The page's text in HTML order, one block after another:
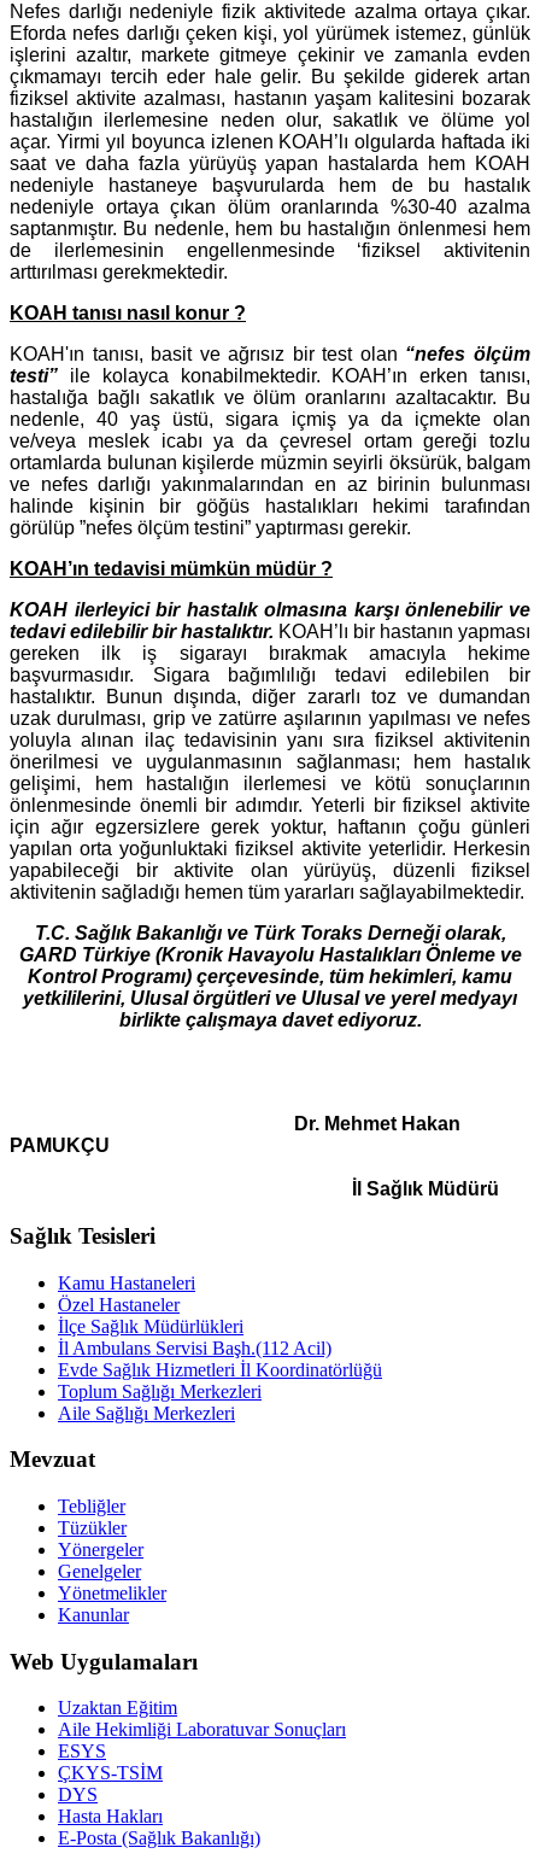
Nefes darlığı nedeniyle fizik aktivitede azalma ortaya çıkar.
Eforda nefes darlığı çeken kişi, yol yürümek istemez, günlük
işlerini azaltır, markete gitmeye çekinir ve zamanla evden
çıkmamayı tercih eder hale gelir. Bu şekilde giderek artan
fiziksel aktivite azalması, hastanın yaşam kalitesini bozarak
hastalığın ilerlemesine neden olur, sakatlık ve ölüme yol
açar. Yirmi yıl boyunca izlenen KOAH’lı olgularda haftada iki
saat ve daha fazla yürüyüş yapan hastalarda hem KOAH
nedeniyle hastaneye başvurularda hem de bu hastalık
nedeniyle ortaya çıkan ölüm oranlarında %30-40 azalma
saptanmıştır. Bu nedenle, hem bu hastalığın önlenmesi hem
de ilerlemesinin engellenmesinde ‘fiziksel aktivitenin
arttırılması gerekmektedir.
KOAH tanısı nasıl konur ?
KOAH'ın tanısı, basit ve ağrısız bir test olan “nefes ölçüm
testi” ile kolayca konabilmektedir. KOAH’ın erken tanısı,
hastalığa bağlı sakatlık ve ölüm oranlarını azaltacaktır. Bu
nedenle, 40 yaş üstü, sigara içmiş ya da içmekte olan
ve/veya meslek icabı ya da çevresel ortam gereği tozlu
ortamlarda bulunan kişilerde müzmin seyirli öksürük, balgam
ve nefes darlığı yakınmalarından en az birinin bulunması
halinde kişinin bir göğüs hastalıkları hekimi tarafından
görülüp ”nefes ölçüm testini” yaptırması gerekir.
KOAH’ın tedavisi mümkün müdür ?
KOAH ilerleyici bir hastalık olmasına karşı önlenebilir ve
tedavi edilebilir bir hastalıktır. KOAH’lı bir hastanın yapması
gereken ilk iş sigarayı bırakmak amacıyla hekime
başvurmasıdır. Sigara bağımlılığı tedavi edilebilen bir
hastalıktır. Bunun dışında, diğer zararlı toz ve dumandan
uzak durulması, grip ve zatürre aşılarının yapılması ve nefes
yoluyla alınan ilaç tedavisinin yanı sıra fiziksel aktivitenin
önerilmesi ve uygulanmasının sağlanması; hem hastalık
gelişimi, hem hastalığın ilerlemesi ve kötü sonuçlarının
önlenmesinde önemli bir adımdır. Yeterli bir fiziksel aktivite
için ağır egzersizlere gerek yoktur, haftanın çoğu günleri
yapılan orta yoğunluktaki fiziksel aktivite yeterlidir. Herkesin
yapabileceği bir aktivite olan yürüyüş, düzenli fiziksel
aktivitenin sağladığı hemen tüm yararları sağlayabilmektedir.
T.C. Sağlık Bakanlığı ve Türk Toraks Derneği olarak,
GARD Türkiye (Kronik Havayolu Hastalıkları Önleme ve
Kontrol Programı) çerçevesinde, tüm hekimleri, kamu
yetkililerini, Ulusal örgütleri ve Ulusal ve yerel medyayı
birlikte çalışmaya davet ediyoruz.
Dr. Mehmet Hakan
PAMUKÇU
İl Sağlık Müdürü
Sağlık Tesisleri
Kamu Hastaneleri
Özel Hastaneler
İlçe Sağlık Müdürlükleri
İl Ambulans Servisi Başh.(112 Acil)
Evde Sağlık Hizmetleri İl Koordinatörlüğü
Toplum Sağlığı Merkezleri
Aile Sağlığı Merkezleri
Mevzuat
Tebliğler
Tüzükler
Yönergeler
Genelgeler
Yönetmelikler
Kanunlar
Web Uygulamaları
Uzaktan Eğitim
Aile Hekimliği Laboratuvar Sonuçları
ESYS
ÇKYS-TSİM
DYS
Hasta Hakları
E-Posta (Sağlık Bakanlığı)